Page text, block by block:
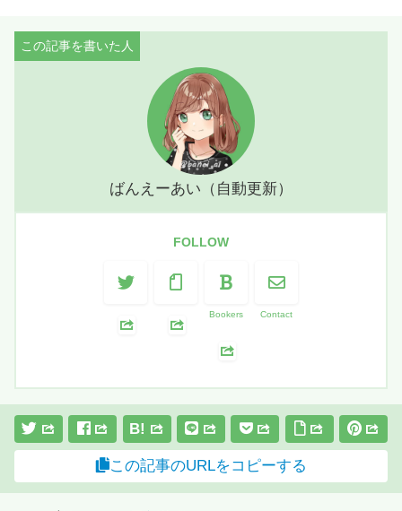
ばんえーあい（自動更新）
FOLLOW
Bookers Contact
B!
この記事のURLをコピーする